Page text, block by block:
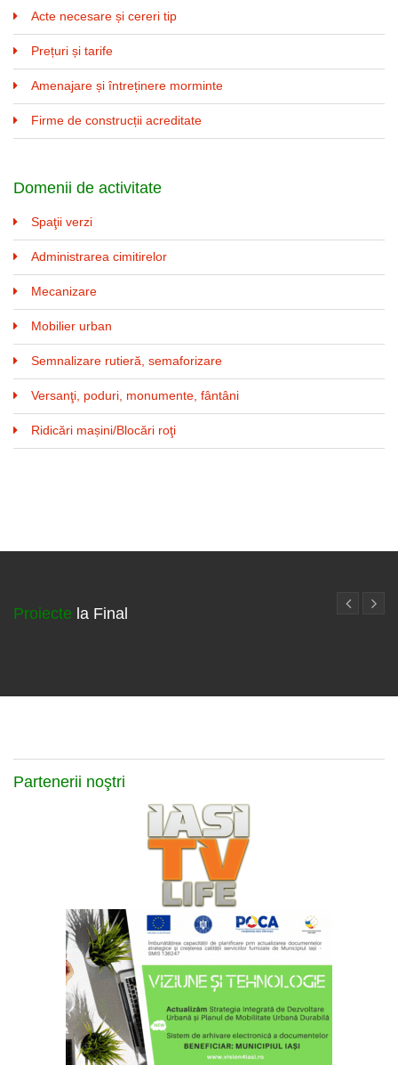
Acte necesare și cereri tip
Prețuri și tarife
Amenajare și întreținere morminte
Firme de construcții acreditate
Domenii de activitate
Spaţii verzi
Administrarea cimitirelor
Mecanizare
Mobilier urban
Semnalizare rutieră, semaforizare
Versanţi, poduri, monumente, fântâni
Ridicări mașini/Blocări roţi
Proiecte la Final
Partenerii noştri